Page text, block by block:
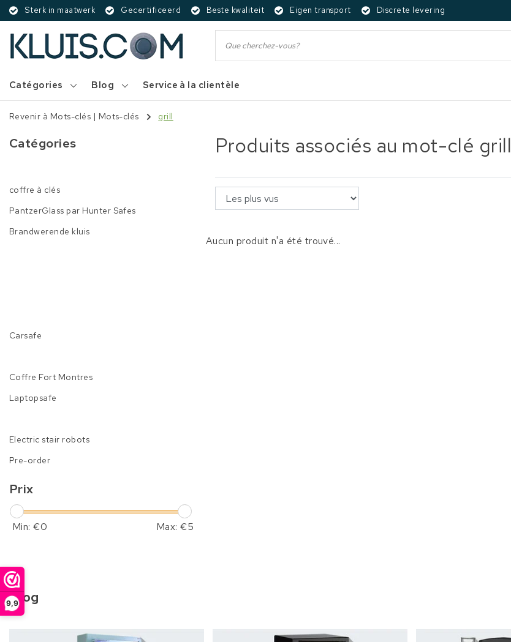
9,9
Sterk in maatwerk Gecertificeerd Beste kwaliteit Eigen transport Discrete levering
Catégories Blog Service à la clientèle
Revenir à Mots-clés | Mots-clés grill
Catégories
coffre à clés
PantzerGlass par Hunter Safes
Brandwerende kluis
Carsafe
Coffre Fort Montres
Laptopsafe
Electric stair robots
Pre-order
Prix
Min: €0 Max: €5
Produits associés au mot-clé grill
Aucun produit n'a été trouvé...
Blog